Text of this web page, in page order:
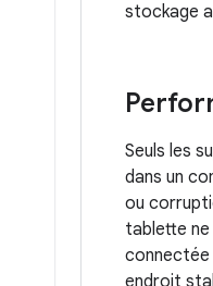
stockage
Seuls les
dans un
ou
tablette
connectée
endroit